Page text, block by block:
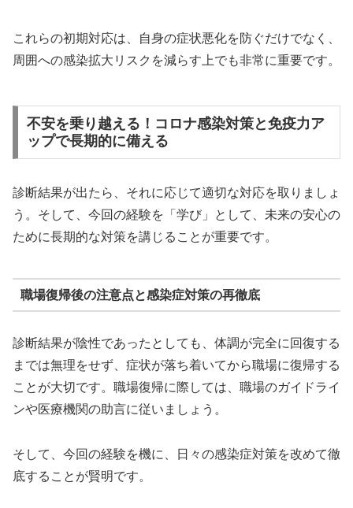
これらの初期対応は、自身の症状悪化を防ぐだけでなく、
周囲への感染拡大リスクを減らす上でも非常に重要です。
不安を乗り越える！コロナ感染対策と免疫力ア
ップで長期的に備える
診断結果が出たら、それに応じて適切な対応を取りましょ
う。そして、今回の経験を「学び」として、未来の安心の
ために長期的な対策を講じることが重要です。
職場復帰後の注意点と感染症対策の再徹底
診断結果が陰性であったとしても、体調が完全に回復する
までは無理をせず、症状が落ち着いてから職場に復帰する
ことが大切です。職場復帰に際しては、職場のガイドライ
ンや医療機関の助言に従いましょう。
そして、今回の経験を機に、日々の感染症対策を改めて徹
底することが賢明です。